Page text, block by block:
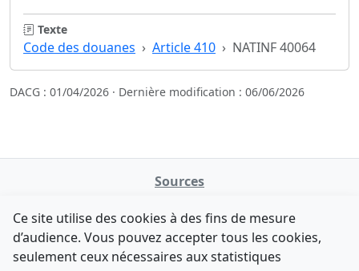
Texte
Code des douanes Article 410 NATINF 40064
DACG : 01/04/2026 · Dernière modification : 06/06/2026
Sources
data.gouv.fr
Legifrance - API
Comment avez-vous découvert NATINFo ?
Ce site utilise des cookies à des fins de mesure
d’audience. Vous pouvez accepter tous les cookies,
seulement ceux nécessaires aux statistiques